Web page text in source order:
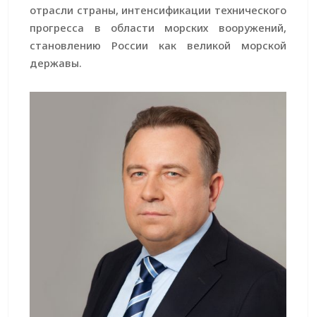
отрасли страны, интенсификации технического
прогресса в области морских вооружений,
становлению России как великой морской
державы.